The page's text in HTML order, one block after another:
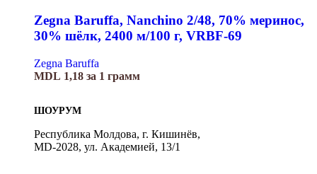
Zegna Baruffa, Nanchino 2/48, 70% меринос,
30% шёлк, 2400 м/100 г, VRBF-69
Zegna Baruffa
MDL 1,18 за 1 грамм
ШОУРУМ
Республика Молдова, г. Кишинёв,
MD-2028, ул. Академией, 13/1